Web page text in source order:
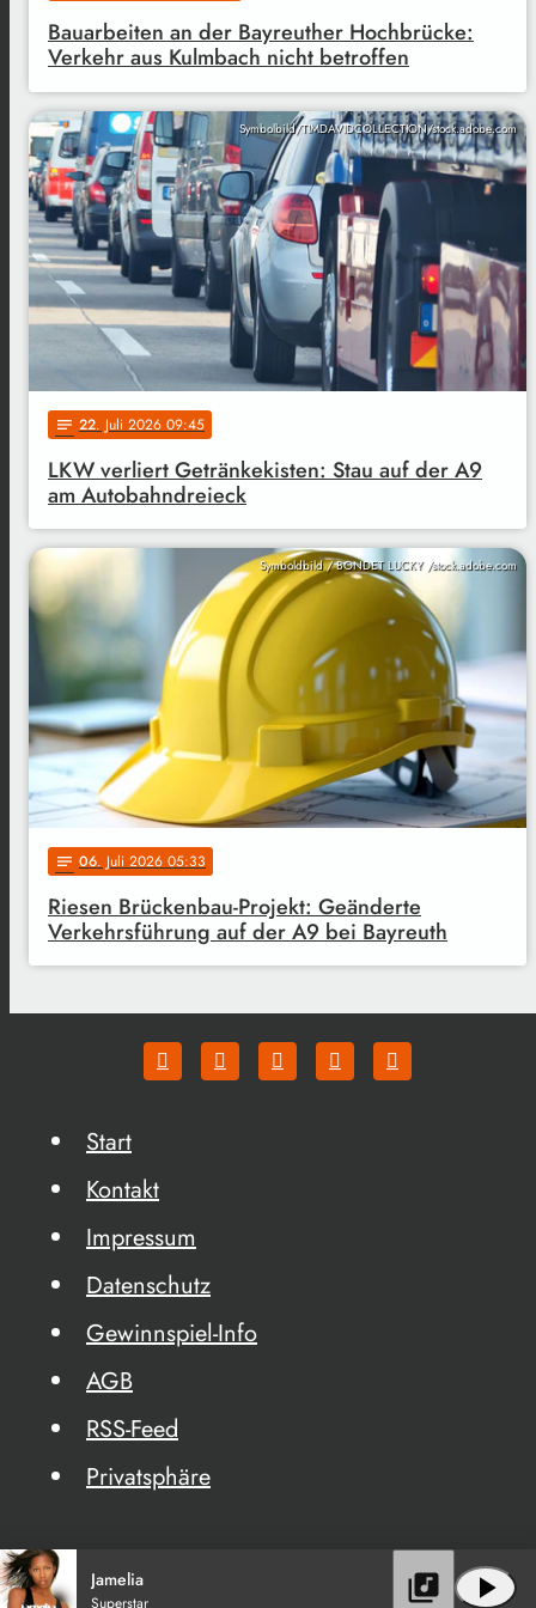
Bauarbeiten an der Bayreuther Hochbrücke:
Verkehr aus Kulmbach nicht betroffen
Symbolbild/TIMDAVIDCOLLECTION/stock.adobe.com
notes 22. Juli 2026 09:45
LKW verliert Getränkekisten: Stau auf der A9
am Autobahndreieck
Symboldbild / BONDET LUCKY /stock.adobe.com
notes 06. Juli 2026 05:33
Riesen Brückenbau-Projekt: Geänderte
Verkehrsführung auf der A9 bei Bayreuth
Start
Kontakt
Impressum
Datenschutz
Gewinnspiel-Info
AGB
RSS-Feed
Privatsphäre
Jamelia
Superstar play_arrow
library_music